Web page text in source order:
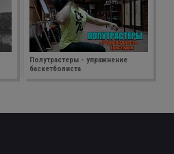
Полутрастеры - упражнение
баскетболиста